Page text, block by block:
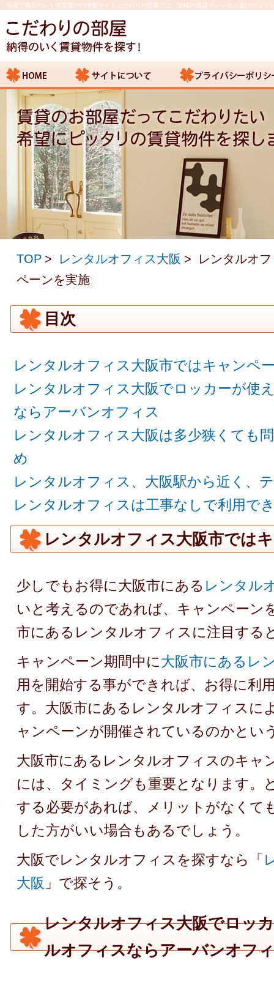
快適で満足のいく賃貸選びの情報サイトこだわりの部屋では、皆様の賃貸マンション選びのコツ
TOP レンタルオフィス大阪
レンタルオ
ペーンを実施
目次
レンタルオフィス大阪市ではキャンペ
レンタルオフィス大阪でロッカーが使
ならアーバンオフィス
レンタルオフィス大阪は多少狭くても
め
レンタルオフィス、大阪駅から近く、
レンタルオフィスは工事なしで利用で
レンタルオフィス大阪市では
少しでもお得に大阪市にある レンタル
いと考えるのであれば、キャンペーン
市にあるレンタルオフィスに注目する
キャンペーン期間中に大阪市にあるレ
用を開始する事ができれば、お得に利
す。大阪市にあるレンタルオフィスに
ャンペーンが開催されているのかとい
大阪市にあるレンタルオフィスのキャ
には、タイミングも重要となります。
する必要があれば、メリットがなくて
した方がいい場合もあるでしょう。
大阪でレンタルオフィスを探すなら「
大阪 」で探そう。
レンタルオフィス大阪でロッ
ルオフィスならアーバンオフ